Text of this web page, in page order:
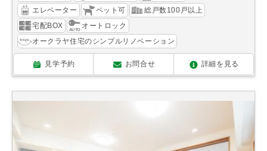
エレベーター
ペット可
総戸数100戸以上
宅配BOX
オートロック
オークラヤ住宅のシンプルリノベーション
見学予約 お問合せ 詳細を見る